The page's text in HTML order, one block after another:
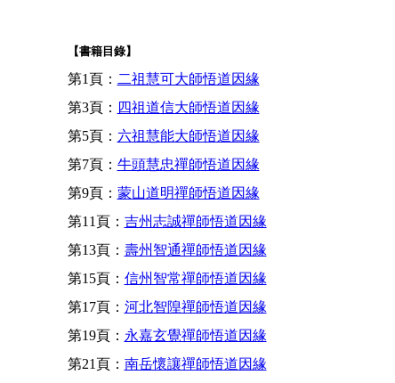
【書籍目錄】
第1頁： 二祖慧可大師悟道因緣
第3頁： 四祖道信大師悟道因緣
第5頁： 六祖慧能大師悟道因緣
第7頁： 牛頭慧忠禪師悟道因緣
第9頁： 蒙山道明禪師悟道因緣
第11頁： 吉州志誠禪師悟道因緣
第13頁： 壽州智通禪師悟道因緣
第15頁： 信州智常禪師悟道因緣
第17頁： 河北智隍禪師悟道因緣
第19頁： 永嘉玄覺禪師悟道因緣
第21頁： 南岳懷讓禪師悟道因緣